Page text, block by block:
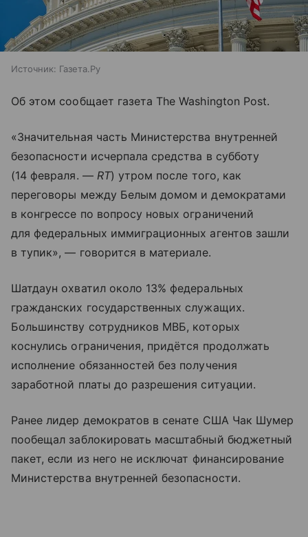
Источник: Газета.Ру
Об этом сообщает газета The Washington Post.
«Значительная часть Министерства внутренней
безопасности исчерпала средства в субботу
(14 февраля. — RT) утром после того, как
переговоры между Белым домом и демократами
в конгрессе по вопросу новых ограничений
для федеральных иммиграционных агентов зашли
в тупик», — говорится в материале.
Шатдаун охватил около 13% федеральных
гражданских государственных служащих.
Большинству сотрудников МВБ, которых
коснулись ограничения, придётся продолжать
исполнение обязанностей без получения
заработной платы до разрешения ситуации.
Ранее лидер демократов в сенате США Чак Шумер
пообещал заблокировать масштабный бюджетный
пакет, если из него не исключат финансирование
Министерства внутренней безопасности.